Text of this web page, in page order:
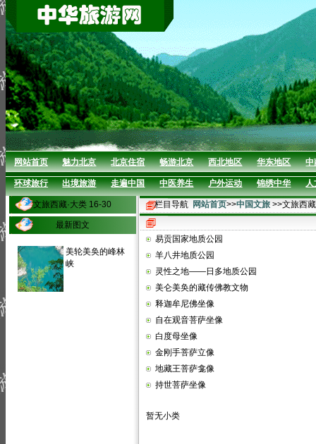
网站首页 魅力北京 北京住宿 畅游北京 西北地区 华东地区 中
环球旅行 出境旅游 走遍中国 中医养生 户外运动 锦绣中华 人
文旅西藏·大类 16-30
最新图文
美轮美奂的峰林
峡
栏目导航 网站首页>>中国文旅 >>文旅西藏
易贡国家地质公园
羊八井地质公园
灵性之地——日多地质公园
美仑美奂的藏传佛教文物
释迦牟尼佛坐像
自在观音菩萨坐像
白度母坐像
金刚手菩萨立像
地藏王菩萨龛像
持世菩萨坐像
暂无小类